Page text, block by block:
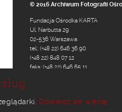
© 2016 Archiwum Fotografii
Fundacja Ośrodka KARTA
Ul. Narbutta 29
02-536 Warszawa
tel.: (+48 22) 646 36 90
(+48 22) 848 07 12
faks: (+48 22) 646 65 11
Dowiedz się więcej